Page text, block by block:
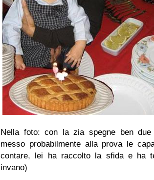
Nella foto: con la zia spegne ben due
messo probabilmente alla prova le
contare, lei ha raccolto la sfida e ha
invano)